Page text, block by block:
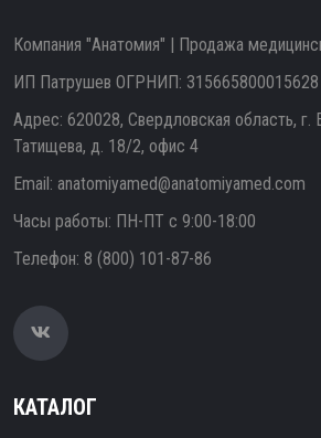
Компания "Анатомия" | Продажа
ИП Патрушев ОГРНИП: 315665800015628
Адрес: 620028, Свердловская область, г.
Татищева, д. 18/2, офис 4
Email: anatomiyamed@anatomiyamed.com
Часы работы: ПН-ПТ с 9:00-18:00
Телефон: 8 (800) 101-87-86
КАТАЛОГ